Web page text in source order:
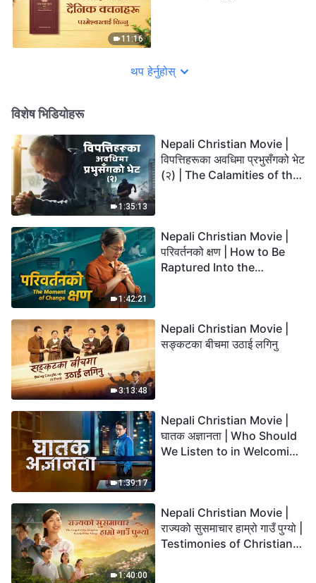
11:16
थप हेर्नुहोस्
विशेष भिडियोहरू
1:35:13
Nepali Christian Movie |
विपत्तिहरूका अवधिमा प्रभुसँगको भेट
(२) | The Calamities of the
1:42:21
Nepali Christian Movie |
परिवर्तनको क्षण | How to Be
Raptured Into the
3:13:48
Nepali Christian Movie |
सङ्कटका बीचमा उठाई लगिनु
1:39:17
Nepali Christian Movie |
घातक अज्ञानता | Who Should
We Listen to in Welcoming
1:40:00
Nepali Christian Movie |
राज्यको सुसमाचार हाम्रो गाउँ पुग्यो |
Testimonies of Christians